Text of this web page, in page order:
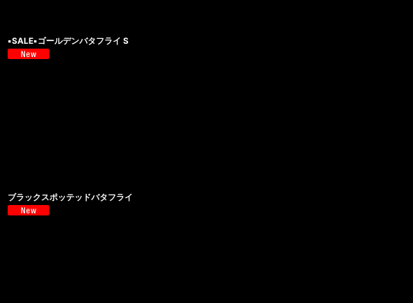
▪️SALE▪️ゴールデンバタフライ S
ブラックスポッテッドバタフライ